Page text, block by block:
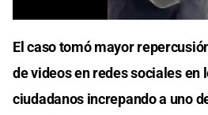
of
seconds
El caso tomó mayor
de videos en redes sociales en
ciudadanos increpando a uno